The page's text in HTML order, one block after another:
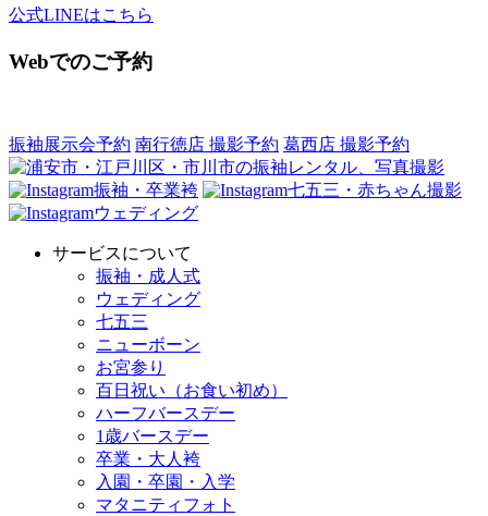
公式LINEはこちら
Webでのご予約
振袖展示会予約 南行徳店 撮影予約 葛西店 撮影予約
振袖・卒業袴
七五三・赤ちゃん撮影
ウェディング
サービスについて
振袖・成人式
ウェディング
七五三
ニューボーン
お宮参り
百日祝い（お食い初め）
ハーフバースデー
1歳バースデー
卒業・大人袴
入園・卒園・入学
マタニティフォト